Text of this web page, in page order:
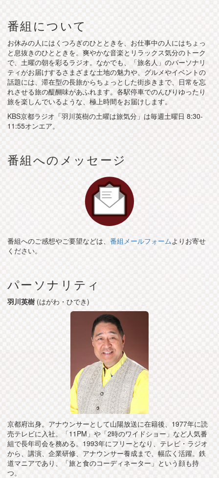
番組について
お休みの人にはくつろぎのひとときを、お仕事中の人にはちょっ
と息抜きのひとときを。爽やかな音楽とリラックス気分のトーク
で、土曜の朝を彩るラジオ。なかでも、「旅名人」のパーソナリ
ティがお届けするさまざまな土地の魅力や、グルメやイベントの
話題には、滞在型の長旅からちょっとした街歩きまで、日常を忘
れさせる旅の醍醐味があふれます。各駅停車でのんびりゆったり
旅を楽しんでいるような、極上時間をお届けします。
KBS京都ラジオ「羽川英樹の土曜は旅気分」は毎週土曜日 8:30-
11:55オンエア。
番組へのメッセージ
番組へのご感想やご要望などは、 番組メールフォームよりお寄せ
ください。
パーソナリティ
羽川英樹(はがわ・ひでき)
京都府出身。アナウンサーとして山陽放送に在籍後、1977年に読
売テレビに入社。「11PM」や「2時のワイドショー」など人気番
組で長年司会を務める。1993年にフリーとなり、テレビ・ラジオ
から、講演、企業研修、アナウンサー養成まで、幅広く活躍。鉄
道マニアであり、「旅と食のコーディネーター」という顔も持
つ。